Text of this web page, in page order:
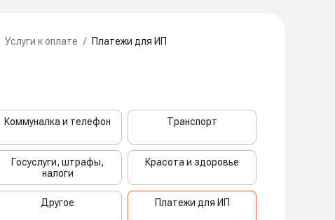
Услуги к оплате / Платежи для ИП
Коммуналка и телефон Транспорт
Госуслуги, штрафы,
налоги
Красота и здоровье
Другое Платежи для ИП